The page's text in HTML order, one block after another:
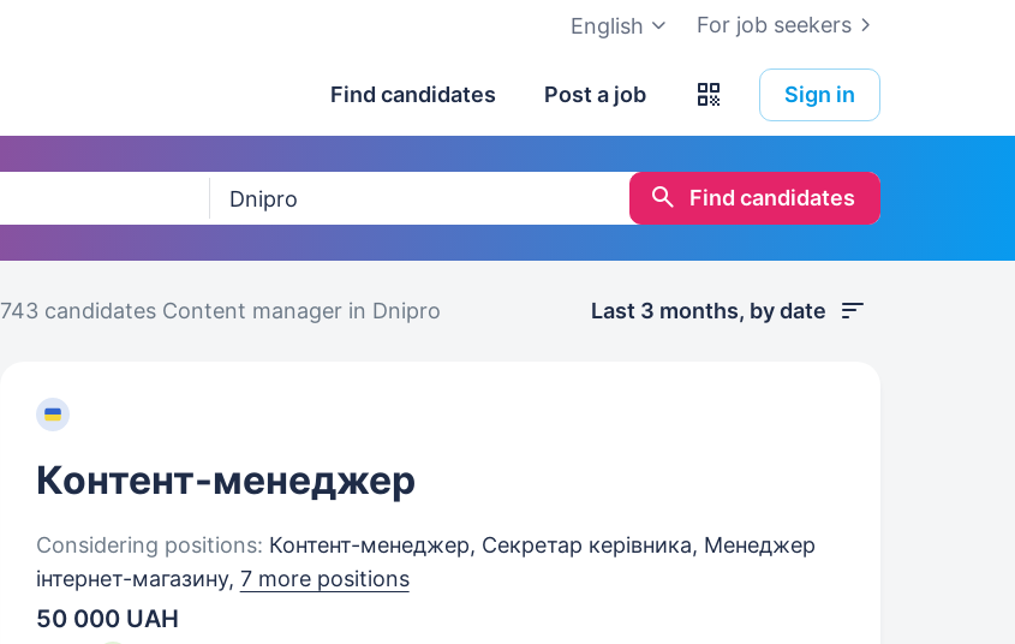
For job seekers
English
Find candidates Post a job Sign in
Find candidates
743 candidates Content manager in Dnipro Last 3 months, by date
Контент-менеджер
Considering positions: Контент-менеджер, Секретар керівника, Менеджер
інтернет-магазину, 7 more positions
50 000 UAH